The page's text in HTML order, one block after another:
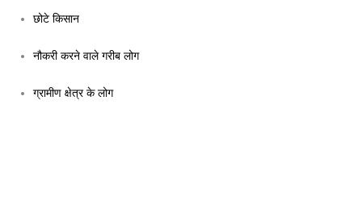
छोटे किसान
नौकरी करने वाले गरीब लोग
ग्रामीण क्षेत्र के लोग